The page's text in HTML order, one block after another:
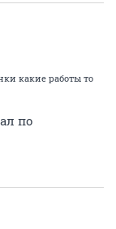
какие работы то
по